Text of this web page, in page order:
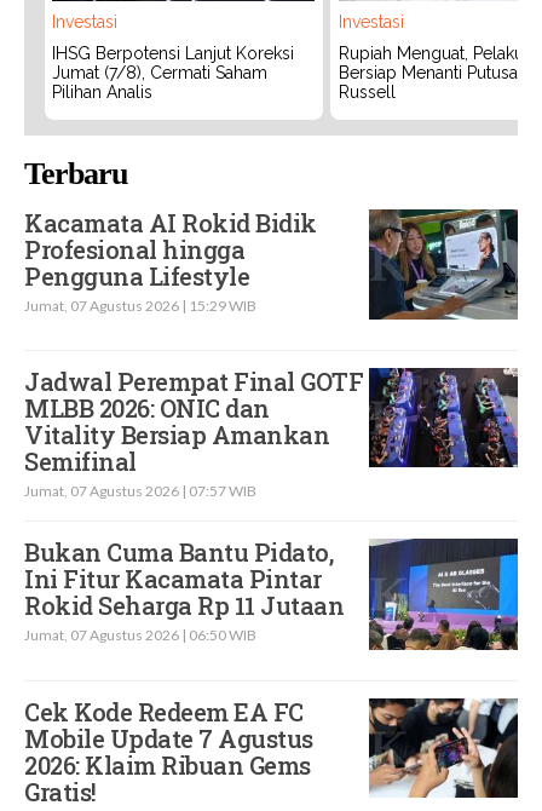
Investasi
IHSG Berpotensi Lanjut Koreksi
Jumat (7/8), Cermati Saham
Pilihan Analis
Investasi
Rupiah Menguat, Pelaku
Bersiap Menanti Putusan
Russell
Terbaru
Kacamata AI Rokid Bidik
Profesional hingga
Pengguna Lifestyle
Jumat, 07 Agustus 2026 | 15:29 WIB
Jadwal Perempat Final GOTF
MLBB 2026: ONIC dan
Vitality Bersiap Amankan
Semifinal
Jumat, 07 Agustus 2026 | 07:57 WIB
Bukan Cuma Bantu Pidato,
Ini Fitur Kacamata Pintar
Rokid Seharga Rp 11 Jutaan
Jumat, 07 Agustus 2026 | 06:50 WIB
Cek Kode Redeem EA FC
Mobile Update 7 Agustus
2026: Klaim Ribuan Gems
Gratis!